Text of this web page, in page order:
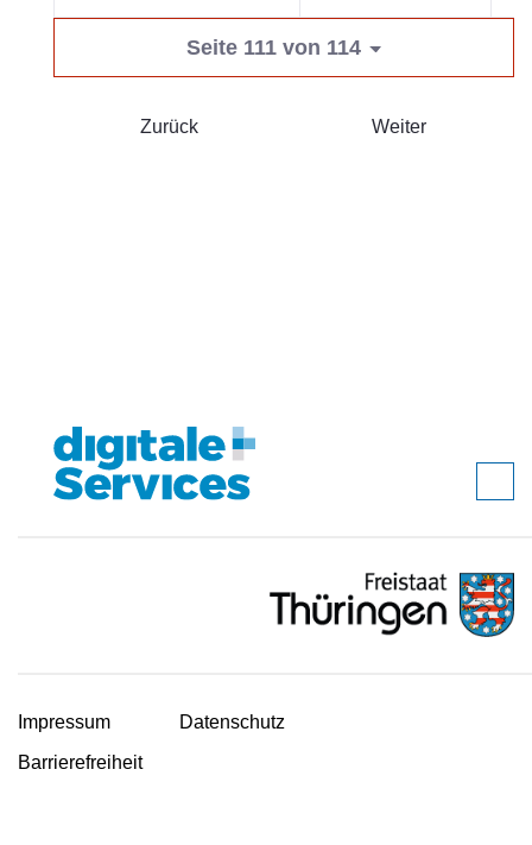
Seite 111 von 114
Zurück Weiter
Impressum
Datenschutz
Barrierefreiheit